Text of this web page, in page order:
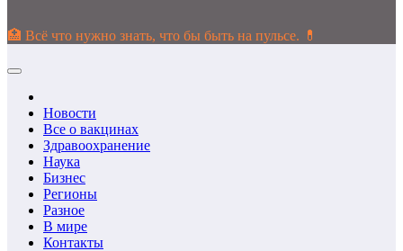
🏥 Всё что нужно знать, что бы быть на пульсе. 💊
Новости
Все о вакцинах
Здравоохранение
Наука
Бизнес
Регионы
Разное
В мире
Контакты